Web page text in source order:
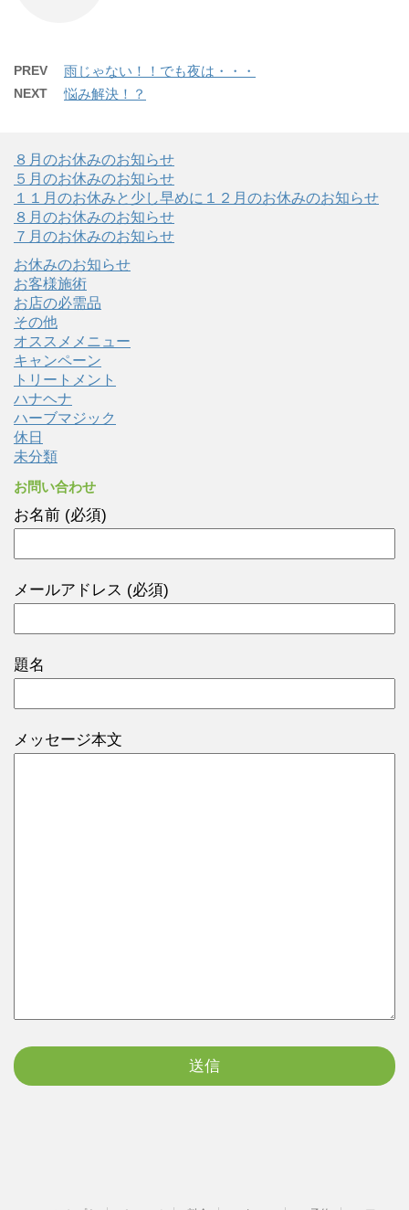
PREV 雨じゃない！！でも夜は・・・
NEXT 悩み解決！？
８月のお休みのお知らせ
５月のお休みのお知らせ
１１月のお休みと少し早めに１２月のお休みのお知らせ
８月のお休みのお知らせ
７月のお休みのお知らせ
お休みのお知らせ
お客様施術
お店の必需品
その他
オススメメニュー
キャンペーン
トリートメント
ハナヘナ
ハーブマジック
休日
未分類
お問い合わせ
お名前 (必須)
メールアドレス (必須)
題名
メッセージ本文